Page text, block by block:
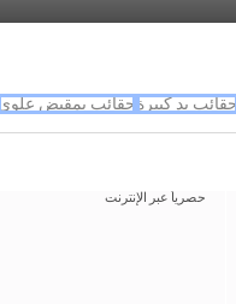
حقائب يد كبيرة حقائب بمقبض علوي
حصرياً عبر الإنترنت